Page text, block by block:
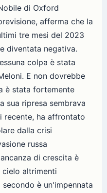
di Oxford
afferma che la
tre mesi del 2023
diventata negativa.
colpa è stata
E non dovrebbe
è stata fortemente
sua ripresa sembrava
recente, ha affrontato
dalla crisi
russa
di crescita è
cielo altrimenti
è un'impennata